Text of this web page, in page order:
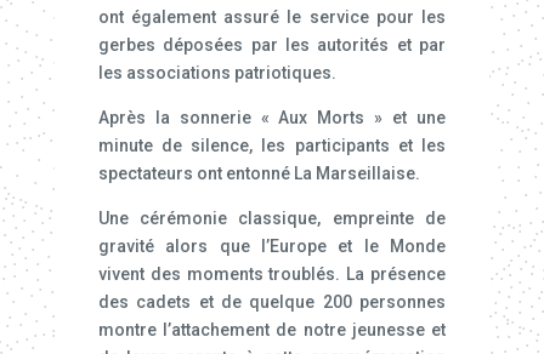
ont également assuré le service pour les
gerbes déposées par les autorités et par
les associations patriotiques.
Après la sonnerie « Aux Morts » et une
minute de silence, les participants et les
spectateurs ont entonné La Marseillaise.
Une cérémonie classique, empreinte de
gravité alors que l’Europe et le Monde
vivent des moments troublés. La présence
des cadets et de quelque 200 personnes
montre l’attachement de notre jeunesse et